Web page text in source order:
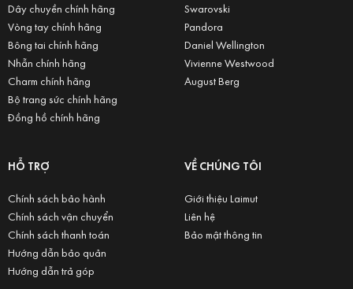
Dây chuyền chính hãng
Vòng tay chính hãng
Bông tai chính hãng
Nhẫn chính hãng
Charm chính hãng
Bộ trang sức chính hãng
Đồng hồ chính hãng
Swarovski
Pandora
Daniel Wellington
Vivienne Westwood
August Berg
HỖ TRỢ
Chính sách bảo hành
Chính sách vận chuyển
Chính sách thanh toán
Hướng dẫn bảo quản
Hướng dẫn trả góp
VỀ CHÚNG TÔI
Giới thiệu Laimut
Liên hệ
Bảo mật thông tin